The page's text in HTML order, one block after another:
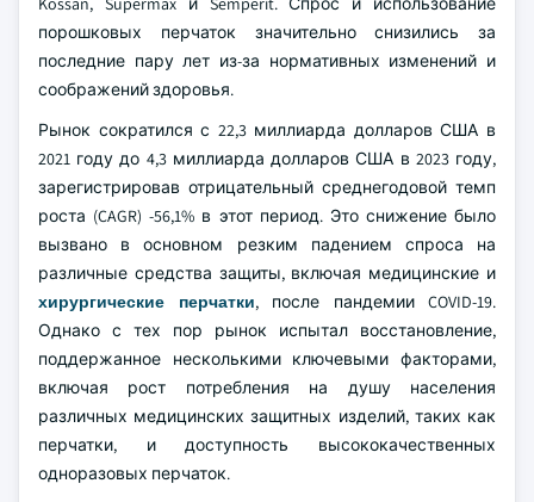
порошковых перчаток значительно снизились за
последние пару лет из-за нормативных изменений и
соображений здоровья.
Рынок сократился с 22,3 миллиарда долларов США в
2021 году до 4,3 миллиарда долларов США в 2023 году,
зарегистрировав отрицательный среднегодовой темп
роста (CAGR) -56,1% в этот период. Это снижение было
вызвано в основном резким падением спроса на
различные средства защиты, включая медицинские и
хирургические перчатки, после пандемии COVID-19.
Однако с тех пор рынок испытал восстановление,
поддержанное несколькими ключевыми факторами,
включая рост потребления на душу населения
различных медицинских защитных изделий, таких как
перчатки, и доступность высококачественных
одноразовых перчаток.